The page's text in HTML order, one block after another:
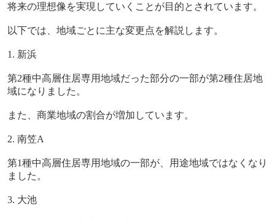
将来の理想像を実現していくことが目的とされています。
以下では、地域ごとに主な変更点を解説します。
1. 新浜
第2種中高層住居専用地域だった部分の一部が第2種住居地
域になりました。
また、商業地域の割合が増加しています。
2. 南笠A
第1種中高層住居専用地域の一部が、用途地域ではなくなり
ました。
3. 大池